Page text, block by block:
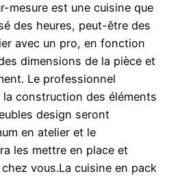
mesure est une cuisine que
des heures, peut-être des
avec un pro, en fonction
dimensions de la pièce et
Le professionnel
la construction des éléments
design seront
en atelier et le
les mettre en place et
vous.La cuisine en pack